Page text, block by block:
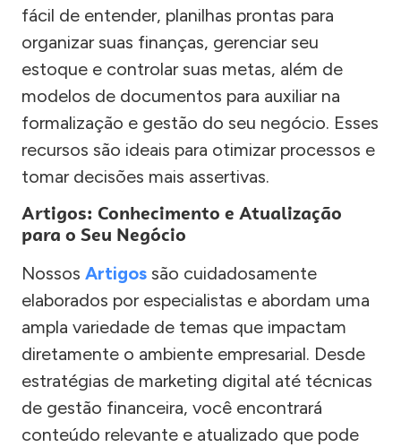
fácil de entender, planilhas prontas para
organizar suas finanças, gerenciar seu
estoque e controlar suas metas, além de
modelos de documentos para auxiliar na
formalização e gestão do seu negócio. Esses
recursos são ideais para otimizar processos e
tomar decisões mais assertivas.
Artigos: Conhecimento e Atualização
para o Seu Negócio
Nossos Artigos são cuidadosamente
elaborados por especialistas e abordam uma
ampla variedade de temas que impactam
diretamente o ambiente empresarial. Desde
estratégias de marketing digital até técnicas
de gestão financeira, você encontrará
conteúdo relevante e atualizado que pode